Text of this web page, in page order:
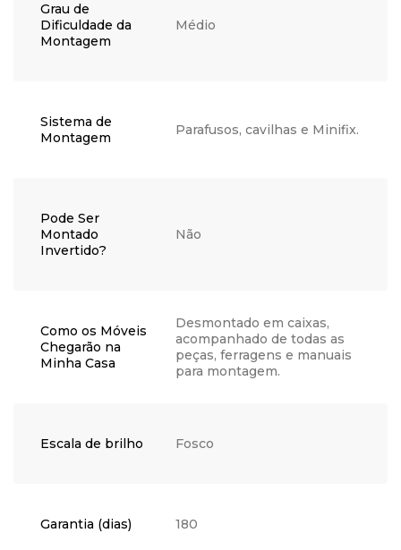
Grau de
Dificuldade da
Montagem
Médio
Sistema de
Montagem
Parafusos, cavilhas e Minifix.
Pode Ser
Montado
Invertido?
Não
Como os Móveis
Chegarão na
Minha Casa
Desmontado em caixas,
acompanhado de todas as
peças, ferragens e manuais
para montagem.
Escala de brilho Fosco
Garantia (dias) 180